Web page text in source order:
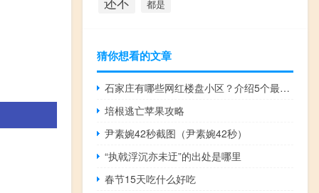
都是
猜你想看的文章
石家庄有哪些网红楼盘小区？介绍5个最知名地产项目
培根逃亡苹果攻略
尹素婉42秒截图（尹素婉42秒）
“执戟浮沉亦未迂”的出处是哪里
春节15天吃什么好吃